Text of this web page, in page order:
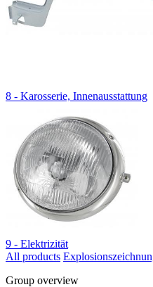
8 - Karosserie, Innenausstattung
9 - Elektrizität
All products
Group overview